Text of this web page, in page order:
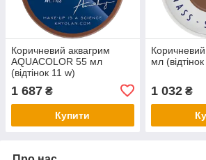
Коричневий аквагрим
AQUACOLOR 55 мл
(відтінок 11 w)
1 687 ₴
Купити
мл
1 032₴